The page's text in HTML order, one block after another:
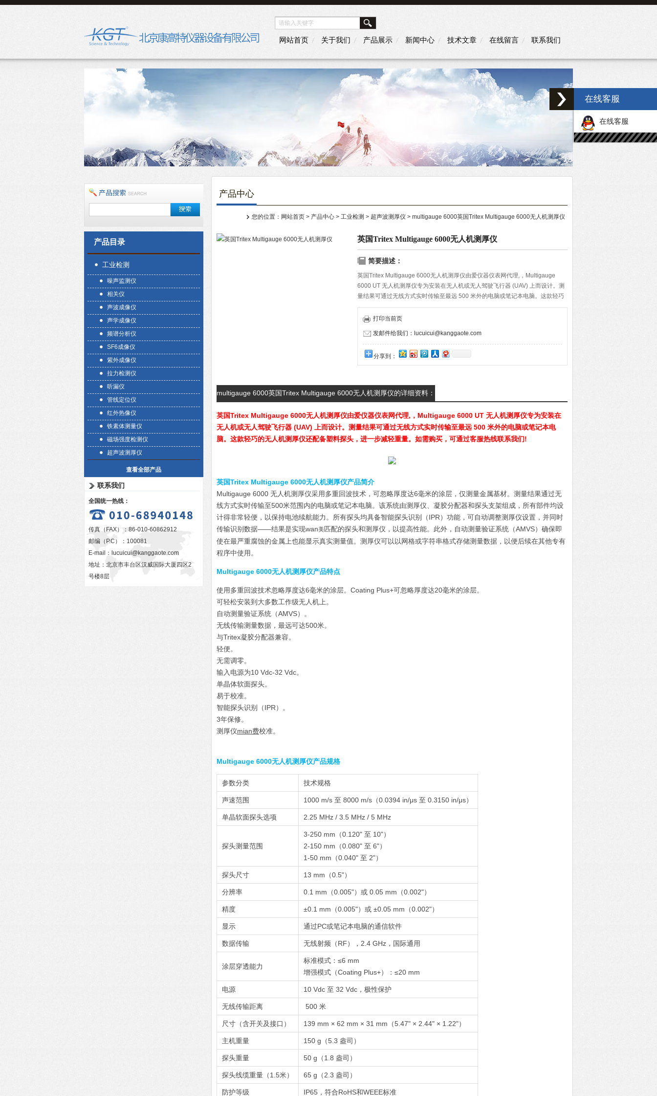
网站首页 关于我们 产品展示 新闻中心 技术文章 在线留言 联系我们
产品目录
工业检测
噪声监测仪
相关仪
声波成像仪
声学成像仪
频谱分析仪
SF6成像仪
紫外成像仪
拉力检测仪
听漏仪
管线定位仪
红外热像仪
铁素体测量仪
磁场强度检测仪
超声波测厚仪
查看全部产品
联系我们
全国统一热线：
传真（FAX）：86-010-60862912
邮编（P.C）：100081
E-mail： lucuicui@kanggaote.com
地址：北京市丰台区汉威国际大厦四区2
号楼8层
产品中心
您的位置： 网站首页 > 产品中心 > 工业检测 > 超声波测厚仪 > multigauge 6000英国Tritex Multigauge 6000无人机测厚仪
英国Tritex Multigauge 6000无人机测厚仪
简要描述：
英国Tritex Multigauge 6000无人机测厚仪由爱仪器仪表网代理,，Multigauge
6000 UT 无人机测厚仪专为安装在无人机或无人驾驶飞行器 (UAV) 上而设计。测
量结果可通过无线方式实时传输至最远 500 米外的电脑或笔记本电脑。这款轻巧
的无人机测厚仪还配备塑料探头，进一步减轻重量。如需购买，可通过客服热线
联系我们!打印当前页
发邮件给我们：lucuicui@kanggaote.com
分享到：
multigauge 6000英国Tritex Multigauge 6000无人机测厚仪的详细资料：
英国Tritex Multigauge 6000无人机测厚仪由爱仪器仪表网代理,，Multigauge 6000 UT 无人机测厚仪专为安装在
无人机或无人驾驶飞行器 (UAV) 上而设计。测量结果可通过无线方式实时传输至最远 500 米外的电脑或笔记本电
脑。这款轻巧的无人机测厚仪还配备塑料探头，进一步减轻重量。如需购买，可通过客服热线联系我们!
英国Tritex Multigauge 6000无人机测厚仪产品简介
Multigauge 6000 无人机测厚仪采用多重回波技术，可忽略厚度达6毫米的涂层，仅测量金属基材。测量结果通过无
线方式实时传输至500米范围内的电脑或笔记本电脑。该系统由测厚仪、凝胶分配器和探头支架组成，所有部件均设
计得非常轻便，以保持电池续航能力。所有探头均具备智能探头识别（IPR）功能，可自动调整测厚仪设置，并同时
传输识别数据——结果是实现wan美匹配的探头和测厚仪，以提高性能。此外，自动测量验证系统（AMVS）确保即
使在最严重腐蚀的金属上也能显示真实测量值。测厚仪可以以网格或字符串格式存储测量数据，以便后续在其他专有
程序中使用。
Multigauge 6000无人机测厚仪产品特点
使用多重回波技术忽略厚度达6毫米的涂层。Coating Plus+可忽略厚度达20毫米的涂层。
可轻松安装到大多数工作级无人机上。
自动测量验证系统（AMVS）。
无线传输测量数据，最远可达500米。
与Tritex凝胶分配器兼容。
轻便。
无需调零。
输入电源为10 Vdc-32 Vdc。
单晶体软面探头。
易于校准。
智能探头识别（IPR）。
3年保修。
测厚仪mian费校准。
Multigauge 6000无人机测厚仪产品规格
参数分类 技术规格
声速范围 1000 m/s 至 8000 m/s（0.0394 in/μs 至 0.3150 in/μs）
单晶软面探头选项 2.25 MHz / 3.5 MHz / 5 MHz
探头测量范围
3-250 mm（0.120" 至 10"）
2-150 mm（0.080" 至 6"）
1-50 mm（0.040" 至 2"）
探头尺寸 13 mm（0.5"）
分辨率 0.1 mm（0.005"）或 0.05 mm（0.002"）
精度 ±0.1 mm（0.005"）或 ±0.05 mm（0.002"）
显示 通过PC或笔记本电脑的通信软件
数据传输 无线射频（RF），2.4 GHz，国际通用
涂层穿透能力
标准模式：≤6 mm
增强模式（Coating Plus+）：≤20 mm
电源 10 Vdc 至 32 Vdc，极性保护
无线传输距离 500 米
尺寸（含开关及接口） 139 mm × 62 mm × 31 mm（5.47" × 2.44" × 1.22"）
主机重量 150 g（5.3 盎司）
探头重量 50 g（1.8 盎司）
探头线缆重量（1.5米） 65 g（2.3 盎司）
防护等级 IP65，符合RoHS和WEEE标准
在线客服
在线客服